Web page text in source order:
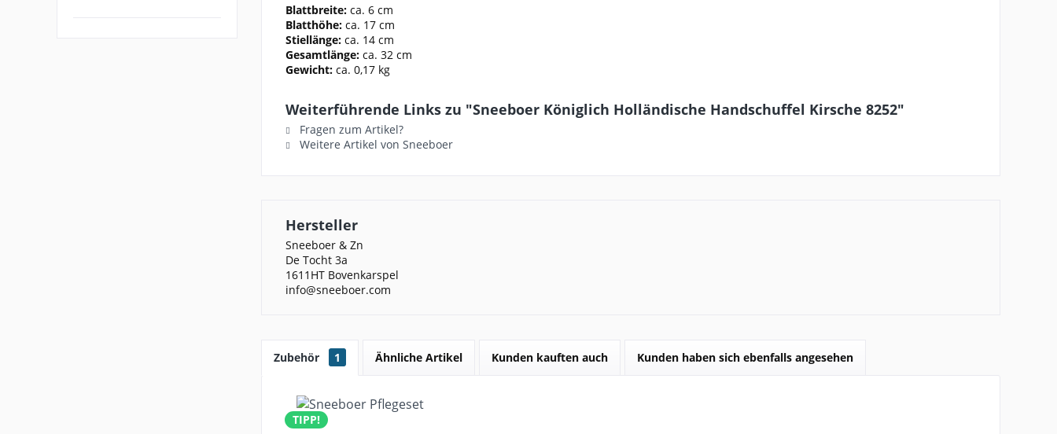
Blattbreite: ca. 6 cm
Blatthöhe: ca. 17 cm
Stiellänge: ca. 14 cm
Gesamtlänge: ca. 32 cm
Gewicht: ca. 0,17 kg
Weiterführende Links zu "Sneeboer Königlich Holländische Handschuffel Kirsche 8252"
Fragen zum Artikel?
Weitere Artikel von Sneeboer
Hersteller
Sneeboer & Zn
De Tocht 3a
1611HT Bovenkarspel
info@sneeboer.com
Zubehör 1 Ähnliche Artikel Kunden kauften auch Kunden haben sich ebenfalls angesehen
TIPP!